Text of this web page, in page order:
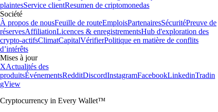
plaintesService clientResumen de criptomonedas
Société
À propos de nousFeuille de routeEmploisPartenairesSécuritéPreuve de
réservesAffiliationLicences & enregistrementsHub d'exploration des
crypto-actifsClimatCapitalVérifierPolitique en matière de conflits
d’intérêts
Mises à jour
XActualités des
produitsÉvénementsRedditDiscordInstagramFacebookLinkedinTradin
gView
Cryptocurrency in Every Wallet™